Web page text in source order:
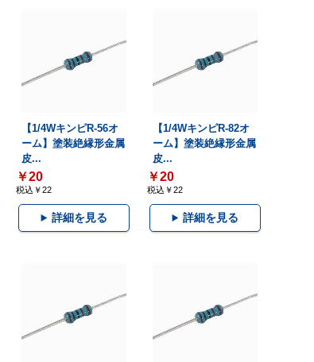
【1/4WキンピR-56オ
ーム】塗装絶縁形金属
皮...
￥20
税込￥22
詳細を見る
【1/4WキンピR-82オ
ーム】塗装絶縁形金属
皮...
￥20
税込￥22
詳細を見る